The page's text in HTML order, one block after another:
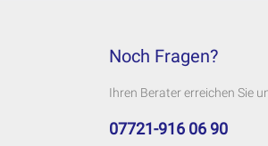
Noch Fragen?
Ihren Berater erreichen Sie
07721-916 06 90